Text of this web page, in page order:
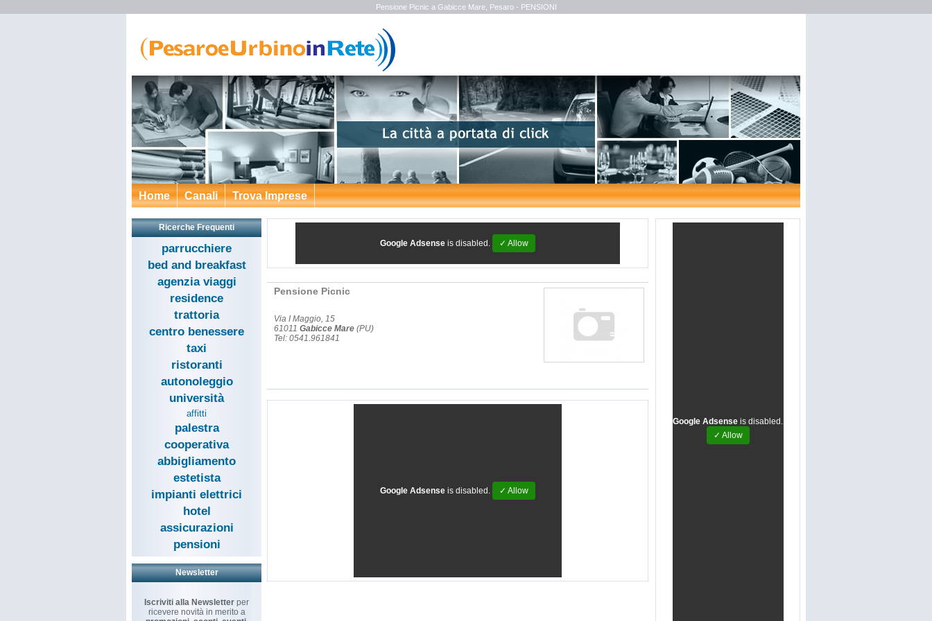
Pensione Picnic a Gabicce Mare, Pesaro - PENSIONI
Home Canali Trova Imprese
Ricerche Frequenti
parrucchiere
bed and breakfast
agenzia viaggi
residence
trattoria
centro benessere
taxi
ristoranti
autonoleggio
università
affitti
palestra
cooperativa
abbigliamento
estetista
impianti elettrici
hotel
assicurazioni
pensioni
Newsletter
Iscriviti alla Newsletter per
ricevere novità in merito a
Google Adsense is disabled. ✓ Allow
Pensione Picnic
Via I Maggio, 15
61011 Gabicce Mare (PU)
Tel: 0541.961841
Google Adsense is disabled. ✓ Allow
Google Adsense is disabled.
✓ Allow